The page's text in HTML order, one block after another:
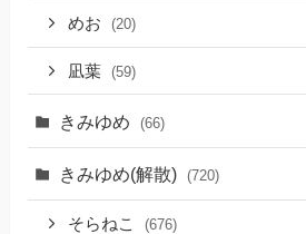
めお (20)
凪葉 (59)
きみゆめ (66)
きみゆめ(解散) (720)
そらねこ (676)